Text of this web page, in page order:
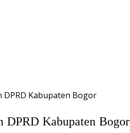
DPRD Kabupaten Bogor
Kabupaten Bogor